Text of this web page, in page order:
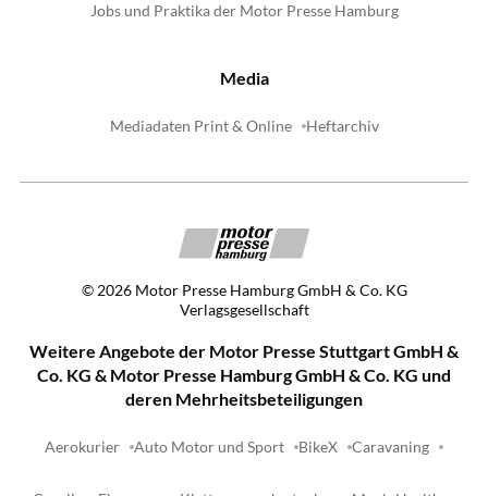
Jobs und Praktika der Motor Presse Hamburg
Media
Mediadaten Print & Online Heftarchiv
©2026 Motor Presse Hamburg GmbH & Co. KG
Verlagsgesellschaft
Weitere Angebote der Motor Presse Stuttgart GmbH &
Co. KG & Motor Presse Hamburg GmbH & Co. KG und
deren Mehrheitsbeteiligungen
Aerokurier Auto Motor und Sport BikeX Caravaning